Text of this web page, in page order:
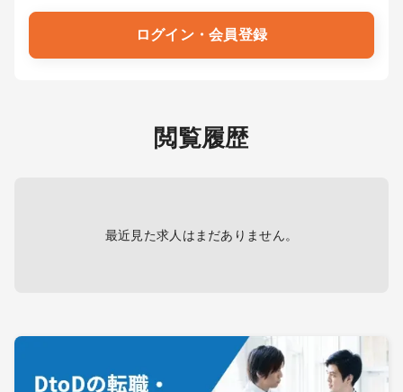
ログイン・会員登録
閲覧履歴
最近見た求人はまだありません。